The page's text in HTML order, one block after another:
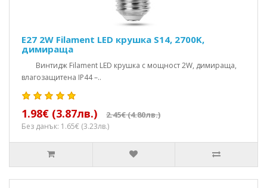
E27 2W Filament LED крушка S14, 2700K,
димираща
Винтидж Filament LED крушка с мощност 2W, димираща,
влагозащитена IP44 –..
1.98€ (3.87лв.) 2.45€ (4.80лв.)
Без данък: 1.65€ (3.23лв.)